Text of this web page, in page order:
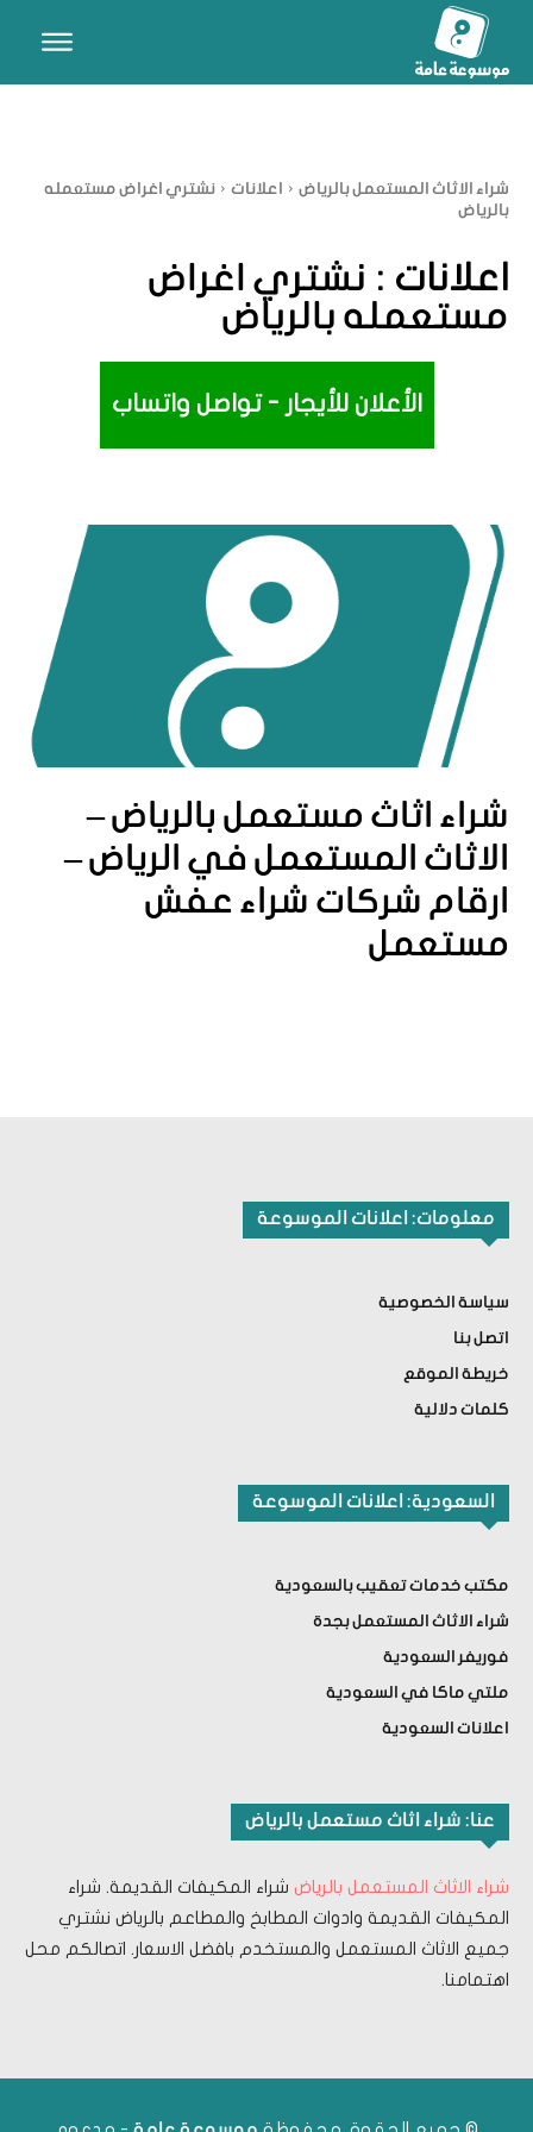
شراء الاثاث المستعمل بالرياض اعلانات
نشتري اغراض مستعمله
بالرياض
اعلانات : نشتري اغراض
مستعمله بالرياض
الأعلان للأيجار - تواصل واتساب
شراء اثاث مستعمل بالرياض –
الاثاث المستعمل في الرياض –
ارقام شركات شراء عفش
مستعمل
معلومات: اعلانات الموسوعة
سياسة الخصوصية
اتصل بنا
خريطة الموقع
كلمات دلالية
السعودية: اعلانات الموسوعة
مكتب خدمات تعقيب بالسعودية
شراء الاثاث المستعمل بجدة
فوريفر السعودية
ملتي ماكا في السعودية
اعلانات السعودية
عنا: شراء اثاث مستعمل بالرياض
شراء الاثاث المستعمل بالرياض شراء المكيفات القديمة. شراء
المكيفات القديمة وادوات المطابخ والمطاعم بالرياض نشتري
جميع الاثاث المستعمل والمستخدم بافضل الاسعار. اتصالكم محل
اهتمامنا.